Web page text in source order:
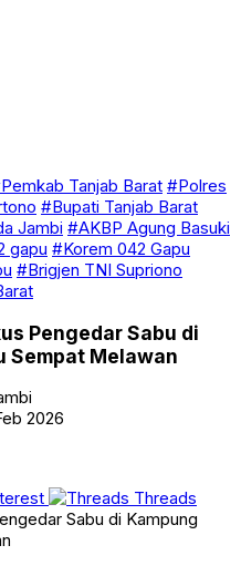
Tanjab Barat #Polres
#Bupati Tanjab Barat
Jambi #AKBP Agung Basuki
gapu #Korem 042 Gapu
#Brigjen TNI Supriono
Pengedar Sabu di
Sempat Melawan
2026
Threads